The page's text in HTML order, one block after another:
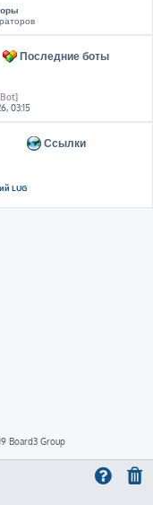
Последние боты
03:15
Ссылки
LUG
Board3 Group